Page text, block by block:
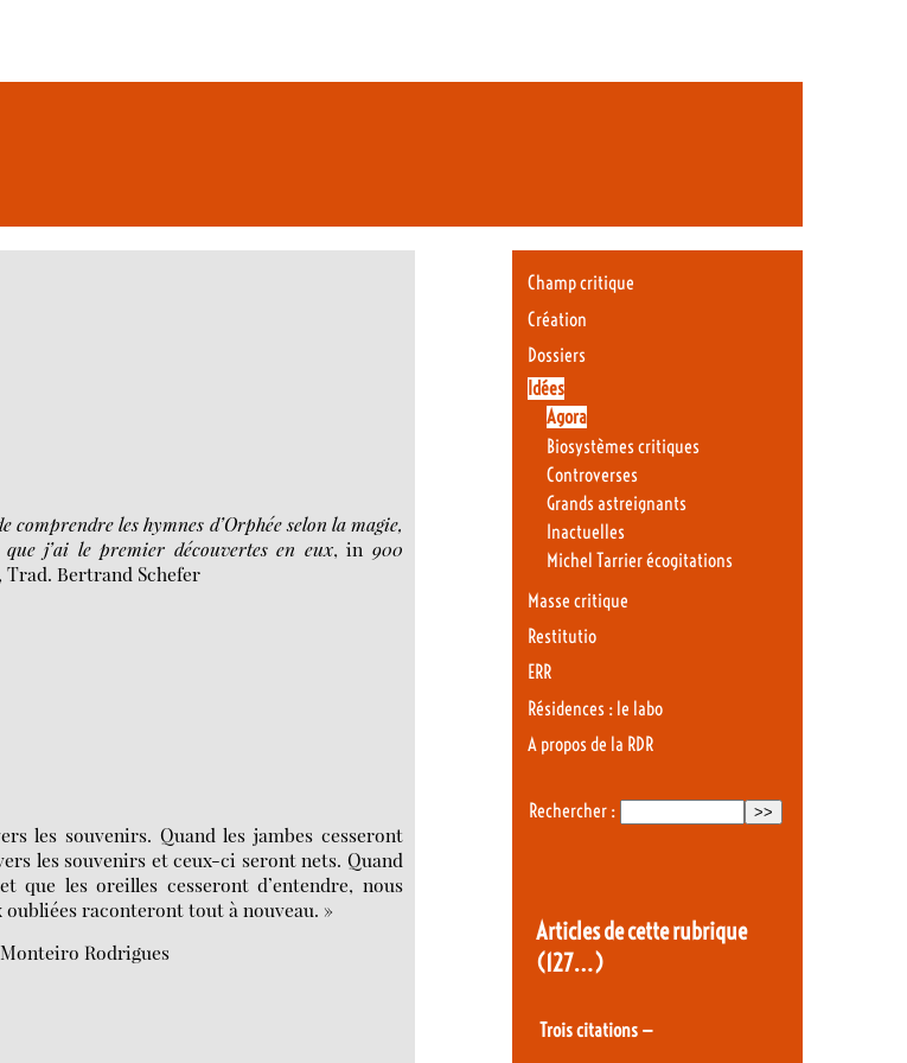
les hymnes d’Orphée selon la magie,
que j’ai le premier découvertes en eux, in 900
Trad. Bertrand Schefer
les souvenirs. Quand les jambes cesseront
les souvenirs et ceux-ci seront nets. Quand
que les oreilles cesseront d’entendre, nous
raconteront tout à nouveau. »
Rodrigues
Champ critique
Création
Dossiers
Idées
Agora
Biosystèmes critiques
Controverses
Grands astreignants
Inactuelles
Michel Tarrier écogitations
Masse critique
Restitutio
ERR
Résidences : le labo
A propos de la RDR
Rechercher :
Articles de cette rubrique
(127…)
Trois citations —